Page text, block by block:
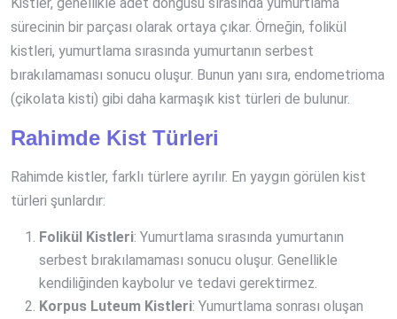
sürecinin bir parçası olarak ortaya çıkar. Örneğin, folikül
kistleri, yumurtlama sırasında yumurtanın serbest
bırakılamaması sonucu oluşur. Bunun yanı sıra, endometrioma
(çikolata kisti) gibi daha karmaşık kist türleri de bulunur.
Rahimde Kist Türleri
Rahimde kistler, farklı türlere ayrılır. En yaygın görülen kist
türleri şunlardır:
Folikül Kistleri: Yumurtlama sırasında yumurtanın
serbest bırakılamaması sonucu oluşur. Genellikle
kendiliğinden kaybolur ve tedavi gerektirmez.
Korpus Luteum Kistleri: Yumurtlama sonrası oluşan